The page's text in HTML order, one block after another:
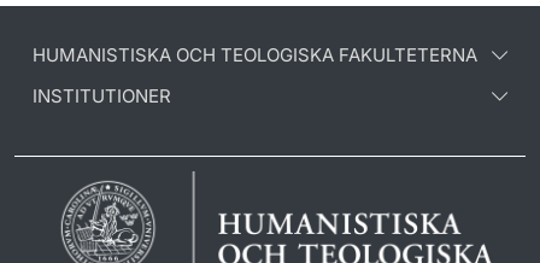
HUMANISTISKA OCH TEOLOGISKA FAKULTETERNA
INSTITUTIONER